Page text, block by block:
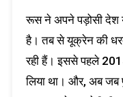
रूस ने अपने पड़ोसी देश
है। तब से यूक्रेन की
रही हैं। इससे पहले
लिया था। और, अब जब